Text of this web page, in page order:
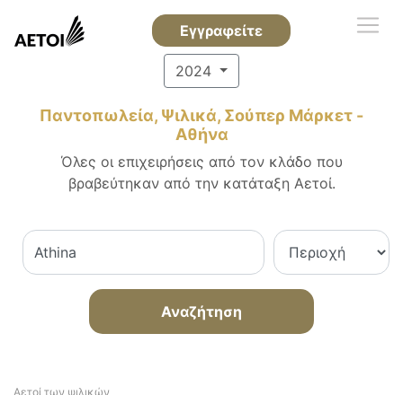
Εγγραφείτε
2024
Παντοπωλεία, Ψιλικά, Σούπερ Μάρκετ -
Αθήνα
Όλες οι επιχειρήσεις από τον κλάδο που
βραβεύτηκαν από την κατάταξη Αετοί.
Αναζήτηση
Αετοί των ψιλικών